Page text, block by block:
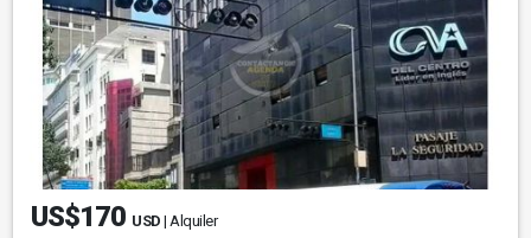
US$170 USD | Alquiler